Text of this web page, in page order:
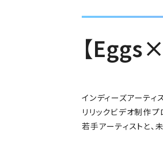
【
インディーズアーティ
リリックビデオ制作プ
若手アーティストと、